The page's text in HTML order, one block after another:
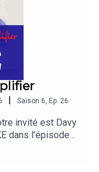
| Saison 6, Ep. 26
invité est Davy
dans l’épisode
marketing se